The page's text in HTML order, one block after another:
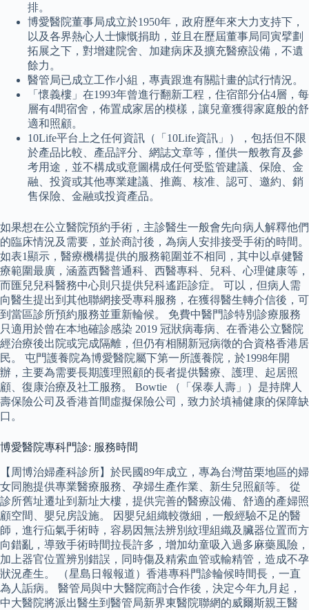
排。
博愛醫院董事局成立於1950年，政府歷年來大力支持下，
以及各界熱心人士慷慨捐助，並且在歷屆董事局同寅擘劃
拓展之下，對增建院舍、加建病床及擴充醫療設備，不遺
餘力。
醫管局已成立工作小組，專責跟進有關計畫的試行情況。
「懷義樓」在1993年曾進行翻新工程，住宿部分佔4層，每
層有4間宿舍，佈置成家居的模樣，讓兒童獲得家庭般的舒
適和照顧。
10Life平台上之任何資訊（「10Life資訊」），包括但不限
於產品比較、產品評分、網誌文章等，僅供一般教育及參
考用途，並不構成或意圖構成任何受監管建議、保險、金
融、投資或其他專業建議、推薦、核准、認可、邀約、銷
售保險、金融或投資產品。
如果想在公立醫院預約手術，主診醫生一般會先向病人解釋他們
的臨床情況及需要，並於商討後，為病人安排接受手術的時間。
如表1顯示，醫療機構提供的服務範圍並不相同，其中以卓健醫
療範圍最廣，涵蓋西醫普通科、西醫專科、兒科、心理健康等，
而匯兒兒科醫務中心則只提供兒科遙距診症。 可以，但病人需
向醫生提出到其他聯網接受專科服務，在獲得醫生轉介信後，可
到當區診所預約服務並重新輪候。 免費中醫門診特別診療服務
只適用於曾在本地確診感染 2019 冠狀病毒病、在香港公立醫院
經治療後出院或完成隔離，但仍有相關新冠病徵的合資格香港居
民。 屯門護養院為博愛醫院屬下第一所護養院，於1998年開
辦，主要為需要長期護理照顧的長者提供醫療、護理、起居照
顧、復康治療及社工服務。 Bowtie （「保泰人壽」）是持牌人
壽保險公司及香港首間虛擬保險公司，致力於填補健康的保障缺
口。
博愛醫院專科門診: 服務時間
【周博治婦產科診所】於民國89年成立，專為台灣苗栗地區的婦
女同胞提供專業醫療服務、孕婦生產作業、新生兒照顧等。 從
診所舊址遷址到新址大樓，提供完善的醫療設備、舒適的產婦照
顧空間、嬰兒房設施。 因嬰兒組織較微細，一般經驗不足的醫
師，進行疝氣手術時，容易因無法辨別紋理組織及臟器位置而方
向錯亂，導致手術時間拉長許多，增加幼童吸入過多麻藥風險，
加上器官位置辨別錯誤，同時傷及精索血管或輸精管，造成不孕
狀況產生。 （星島日報報道）香港專科門診輪候時間長，一直
為人詬病。 醫管局與中大醫院商討合作後，決定今年九月起，
中大醫院將派出醫生到醫管局新界東醫院聯網的威爾斯親王醫